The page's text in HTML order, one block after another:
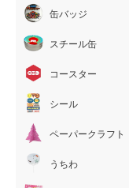
缶バッジ
スチール缶
コースター
シール
ペーパークラフト
うちわ